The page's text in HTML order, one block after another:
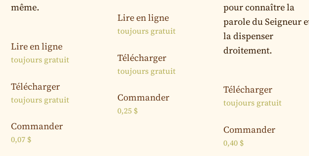
même.
Lire en ligne
toujours gratuit
Télécharger
toujours gratuit
Commander
0,07 $
Lire en ligne
toujours gratuit
Télécharger
toujours gratuit
Commander
0,25 $
pour connaître la
parole du Seigneur
la dispenser
droitement.
Télécharger
toujours gratuit
Commander
0,40 $